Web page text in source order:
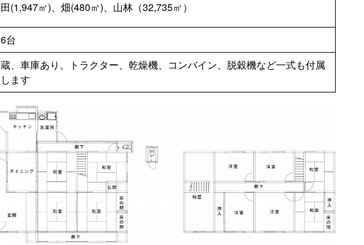
田(1,947㎡)、畑(480㎡)、山林（32,735㎡）
6台
蔵、車庫あり。トラクター、乾燥機、コンバイン、脱穀機など一式も付属
します